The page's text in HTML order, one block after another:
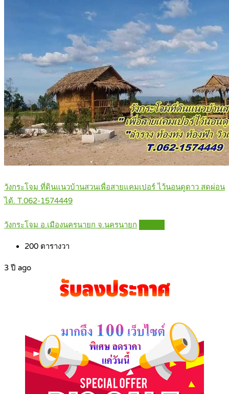
วังกระโจม ที่ดินแนวบ้านสวนเพื่อสายแคมเปอร์ ไว้นอนดูดาว สดผ่อน
ได้. T.062-1574449
วังกระโจม อ.เมืองนครนายก จ.นครนายก
200 ตารางวา
3 ปี ago